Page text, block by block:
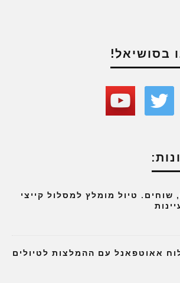
בסושיאל!
שוחים. טיול מומלץ למסלול קייצי
אאוטפאנל עם ההמלצות לטיולים